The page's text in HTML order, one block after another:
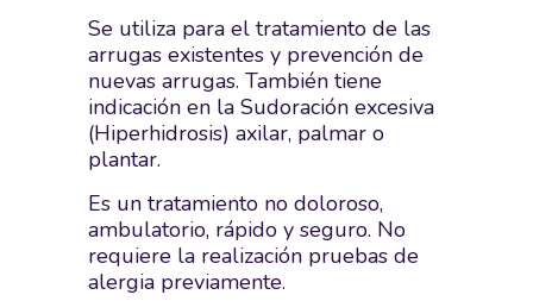
Se utiliza para el tratamiento de las
arrugas existentes y prevención de
nuevas arrugas. También tiene
indicación en la Sudoración excesiva
(Hiperhidrosis) axilar, palmar o
plantar.
Es un tratamiento no doloroso,
ambulatorio, rápido y seguro. No
requiere la realización pruebas de
alergia previamente.